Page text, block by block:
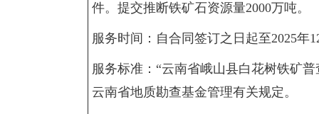
件。提交推断铁矿石资源量2000万吨。
服务时间：自合同签订之日起至2025年
服务标准：“云南省峨山县白花树铁矿
云南省地质勘查基金管理有关规定。